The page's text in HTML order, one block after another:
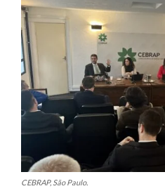
CEBRAP, São Paulo.